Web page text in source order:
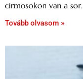
cirmosokon van a sor.
Tovább olvasom »